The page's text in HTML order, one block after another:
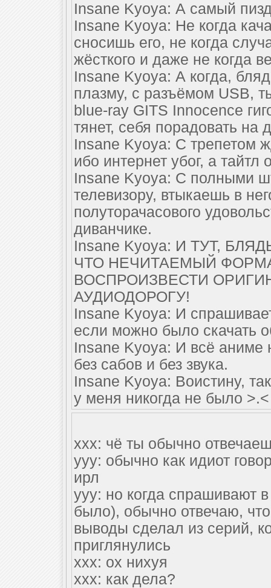
Insane Kyoya: А самый
Insane Kyoya: Не когда
сносишь его, не когда
жёсткого и даже не когда
Insane Kyoya: А когда,
плазму, с разъёмом USB,
blue-ray GITS Innocence
тянет, себя порадовать на
Insane Kyoya: С трепетом
ибо интернет убог, а
Insane Kyoya: C полными
телевизору, втыкаешь в
полуторачасового
диванчике.
Insane Kyoya: И ТУТ,
ЧТО НЕЧИТАЕМЫЙ
ВОСПРОИЗВЕСТИ
АУДИОДОРОГУ!
Insane Kyoya: И
если можно было скачать
Insane Kyoya: И всё аниме
без сабов и без звука.
Insane Kyoya: Воистину,
у меня никогда не было >.<
xxx: чё ты обычно
yyy: обычно как идиот
ирл
yyy: но когда спрашивают
было), обычно отвечаю,
выводы сделал из серий,
приглянулись
xxx: ох нихуя
xxx: как дела?